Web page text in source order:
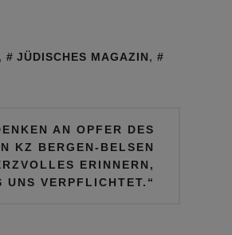
, JÜDISCHES MAGAZIN,
AN OPFER DES
KZ BERGEN-BELSEN
ERINNERN,
UNS VERPFLICHTET.“